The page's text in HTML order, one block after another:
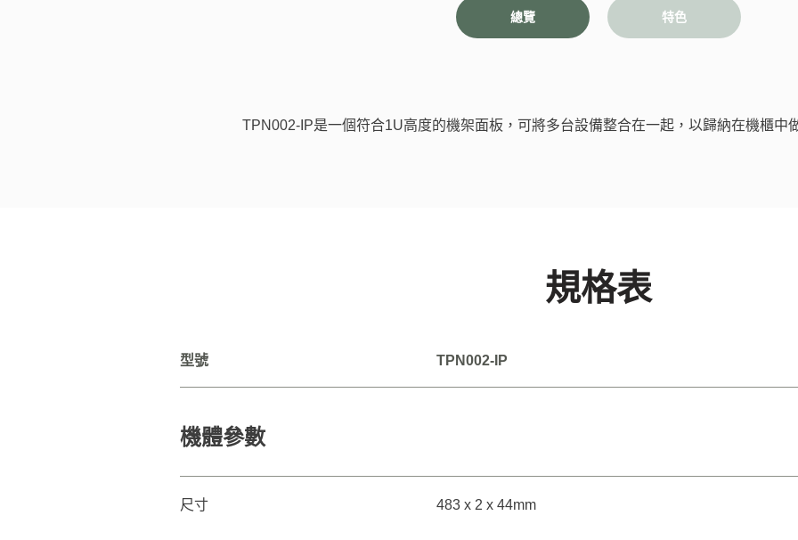
總覽 特色
TPN002-IP是一個符合1U高度的機架面板，可將多台設備整合在一起，以歸納在機櫃中
規格表
型號 TPN002-IP
機體參數
尺寸 483 x 2 x 44mm